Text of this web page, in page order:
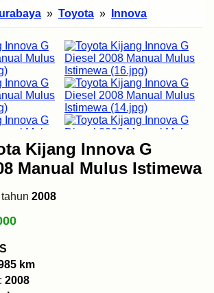
» Toyota » Innova
Kijang Innova G
Manual Mulus Istimewa
tahun 2008
km
2008